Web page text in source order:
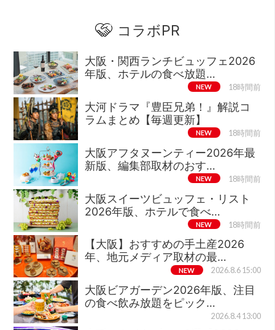
コラボPR
大阪・関西ランチビュッフェ2026
年版、ホテルの食べ放題…
NEW 18時間前
大河ドラマ『豊臣兄弟！』解説コ
ラムまとめ【毎週更新】
NEW 18時間前
大阪アフタヌーンティー2026年最
新版、編集部取材のおす…
NEW 18時間前
大阪スイーツビュッフェ・リスト
2026年版、ホテルで食べ…
NEW 18時間前
【大阪】おすすめの手土産2026
年、地元メディア取材の最…
NEW 2026.8.6 15:00
大阪ビアガーデン2026年版、注目
の食べ飲み放題をピック…
2026.8.4 13:00